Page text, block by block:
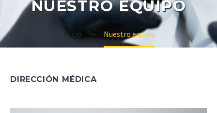
NUESTRO EQUIPO
Inicio Nuestro equipo
DIRECCIÓN MÉDICA